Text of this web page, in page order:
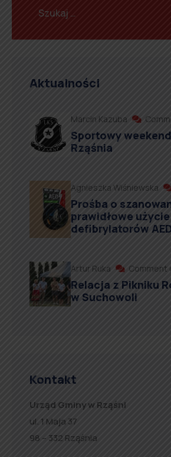
Aktualności
Marcin Kazuba
Sportowy
Rząśnia
Agnieszka Wiśniewska
Prośba o
prawidłowe użycie
defibrylatorów
Artur Ruka Comment
Relacja z Pikniku
w Suchowoli
Kontakt
Urząd Gminy w Rząśni
ul. 1 Maja 37
98 – 332 Rząśnia